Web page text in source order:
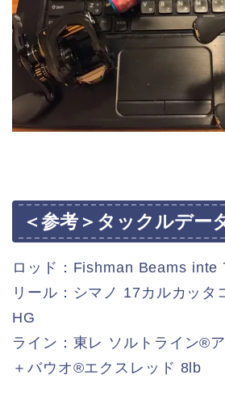
＜参考＞タックルデー
ロッド：Fishman Beams inte
リール：シマノ 17カルカッタ
HG
ライン：東レ ソルトライン®
＋バウオ®️エクスレッド 8lb